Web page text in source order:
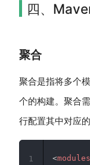
四、
聚合
聚合是指将多个
个的构建。聚合
行配置其中对应
<modules
1